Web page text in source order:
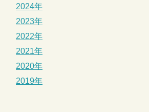
2024年
2023年
2022年
2021年
2020年
2019年